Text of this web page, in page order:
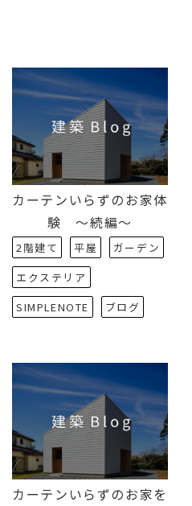
カーテンいらずのお家体
験 〜続編〜
2階建て 平屋
ガーデン
エクステリア
SIMPLENOTE
ブログ
カーテンいらずのお家を